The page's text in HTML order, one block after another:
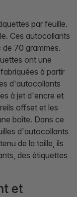
par feuille.
Ces autocollants
70 grammes.
ont une
à partir
d'autocollants
à jet d'encre et
offset et les
boîte. Dans ce
d'autocollants
de la taille, ils
des étiquettes
et